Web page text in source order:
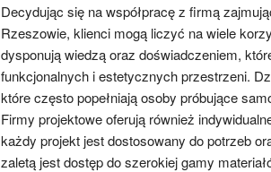
Decydując się na współpracę z firmą
Rzeszowie, klienci mogą liczyć na wiele
dysponują wiedzą oraz doświadczeniem,
funkcjonalnych i estetycznych przestrzeni.
które często popełniają osoby próbujące
Firmy projektowe oferują również
każdy projekt jest dostosowany do potrzeb
zaletą jest dostęp do szerokiej gamy